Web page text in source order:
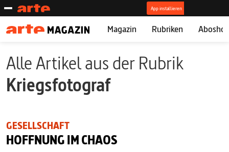
Magazin Rubriken
Alle Artikel aus der Rubrik
Kriegsfotograf
GESELLSCHAFT
HOFFNUNG IM CHAOS